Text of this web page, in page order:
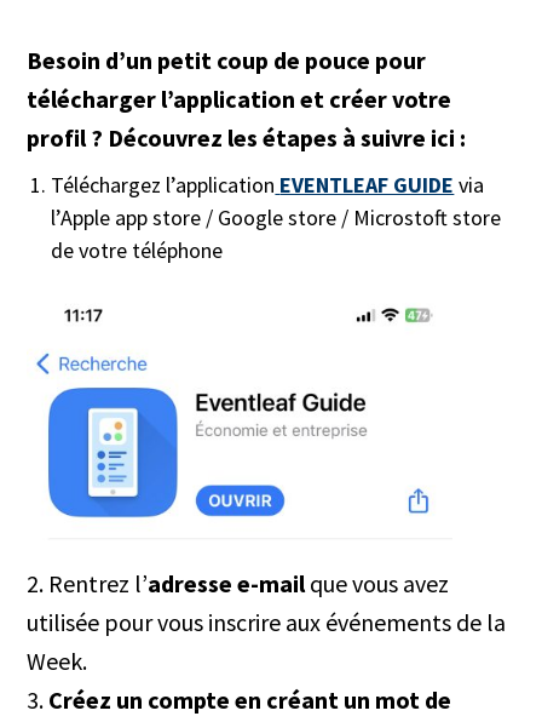
Besoin d’un petit coup de pouce pour
télécharger l’application et créer votre
profil ? Découvrez les étapes à suivre ici :
Téléchargez l’application EVENTLEAF GUIDE via
l’Apple app store / Google store / Microstoft store
de votre téléphone
2. Rentrez l’adresse e-mailque vous avez
utilisée pour vous inscrire aux événements de la
Week.
3. Créez un compte en créant un mot de